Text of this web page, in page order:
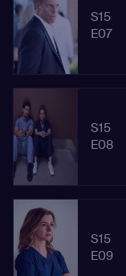
S15
E07
S15
E08
S15
E09